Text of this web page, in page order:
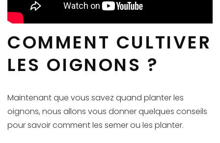
COMMENT CULTIVER
LES OIGNONS ?
Maintenant que vous savez quand planter les
oignons, nous allons vous donner quelques conseils
pour savoir comment les semer ou les planter.